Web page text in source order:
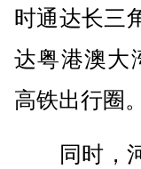
时通达长三
达粤港澳大
高铁出行圈。
同时，河